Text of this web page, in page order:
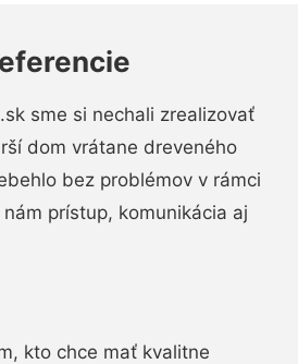
sme si nechali zrealizovať
dom vrátane dreveného
bez problémov v rámci
prístup, komunikácia aj
kto chce mať kvalitne